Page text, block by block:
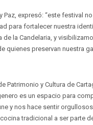
Paz, expresó: “este festival
para fortalecer nuestra
de la Candelaria, y
quienes preservan nuestra
Patrimonio y Cultura de
es un espacio para
y nos hace sentir
tradicional a ser parte